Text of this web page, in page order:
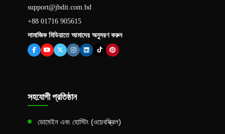
support@jbdit.com.bd
+88 01716 905615
সামাজিক মিডিয়াতে আমাদের অনুসরণ করুন
সহযোগী প্রতিষ্ঠান
ডোমেইন এবং হোস্টিং (ওয়েবস্ক্রিল)